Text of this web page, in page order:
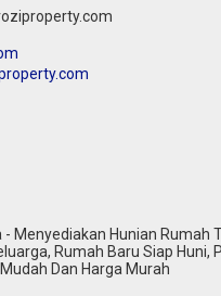
- Menyediakan Hunian Rumah
Rumah Baru Siap Huni,
Mudah Dan Harga Murah